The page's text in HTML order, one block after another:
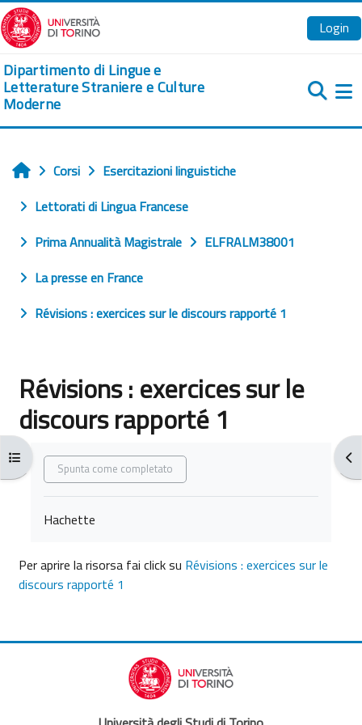
Vai al contenuto principale
Login
Dipartimento di Lingue e
Letterature Straniere e Culture
Moderne
Apri indice del corso
Home
Corsi
Esercitazioni linguistiche
Lettorati di Lingua Francese
Prima Annualità Magistrale
ELFRALM38001
La presse en France
Révisions : exercices sur le discours rapporté 1
Révisions : exercices sur le
discours rapporté 1
Aggregazione dei criteri
Spunta come completato
Hachette
Per aprire la risorsa fai click su Révisions : exercices sur le
discours rapporté 1